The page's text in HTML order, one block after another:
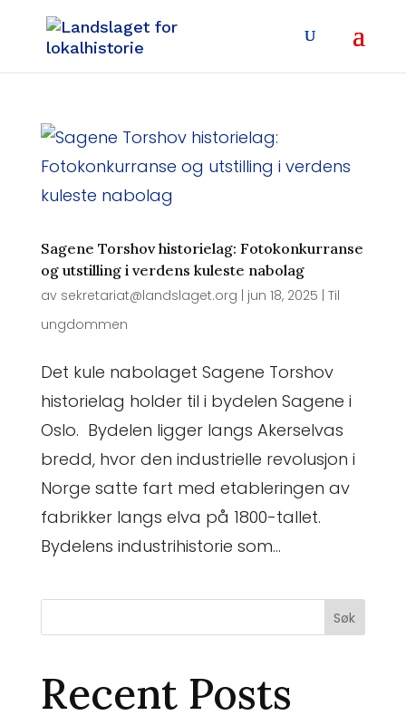
Sagene Torshov historielag: Fotokonkurranse
og utstilling i verdens kuleste nabolag
av sekretariat@landslaget.org jun 18, 2025 Til
ungdommen
Det kule nabolaget Sagene Torshov
historielag holder til i bydelen Sagene i
Oslo. Bydelen ligger langs Akerselvas
bredd, hvor den industrielle revolusjon i
Norge satte fart med etableringen av
fabrikker langs elva på 1800-tallet.
Bydelens industrihistorie som...
Søk
Recent Posts